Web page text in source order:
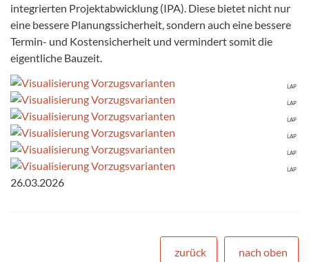
integrierten Projektabwicklung (IPA). Diese bietet nicht nur
eine bessere Planungssicherheit, sondern auch eine bessere
Termin- und Kostensicherheit und vermindert somit die
eigentliche Bauzeit.
LAP
LAP
LAP
LAP
LAP
LAP
26.03.2026
zurück nach oben